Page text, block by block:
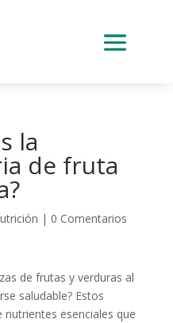
la
de fruta
| 0 Comentarios
de frutas y verduras al
saludable? Estos
esenciales que